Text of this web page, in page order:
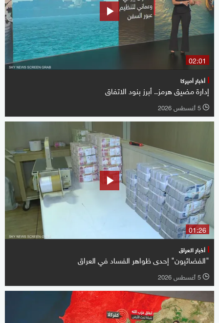
02:01
أخبار أميركا
إدارة مضيق هرمز.. أبرز بنود الاتفاق
l 5 أغسطس 2026
01:26
أخبار العراق
"الفضائيون" إحدى ظواهر الفساد في العراق
l 5 أغسطس 2026